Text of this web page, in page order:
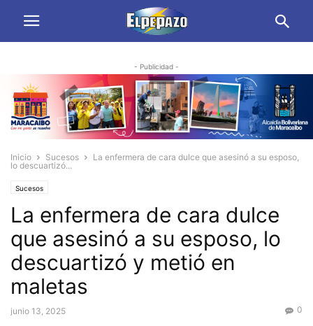
- Publicidad -
Inicio Sucesos
La enfermera de cara dulce que asesinó a su esposo,
lo descuartizó...
Sucesos
La enfermera de cara dulce
que asesinó a su esposo, lo
descuartizó y metió en
maletas
junio 13, 2025 0